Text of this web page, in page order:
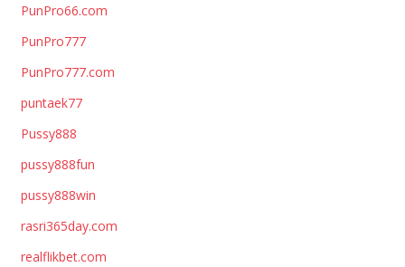
PunPro66.com
PunPro777
PunPro777.com
puntaek77
Pussy888
pussy888fun
pussy888win
rasri365day.com
realflikbet.com